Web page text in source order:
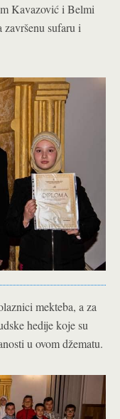
Kavazović i Belmi
sufaru i
mekteba, a za
hedije koje su
u ovom džematu.